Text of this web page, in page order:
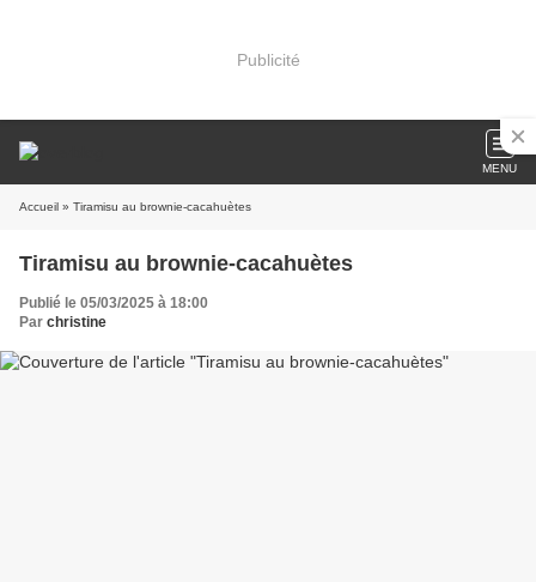
Publicité
MENU
Accueil » Tiramisu au brownie-cacahuètes
Tiramisu au brownie-cacahuètes
Publié le 05/03/2025 à 18:00
Par christine